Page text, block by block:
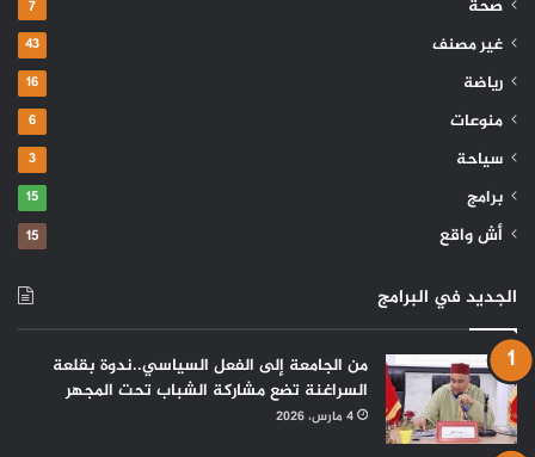
صحة 7
غير مصنف 43
رياضة 16
منوعات 6
سياحة 3
برامج 15
أش واقع 15
الجديد في البرامج
من الجامعة إلى الفعل السياسي..ندوة بقلعة
السراغنة تضع مشاركة الشباب تحت المجهر
4 مارس، 2026